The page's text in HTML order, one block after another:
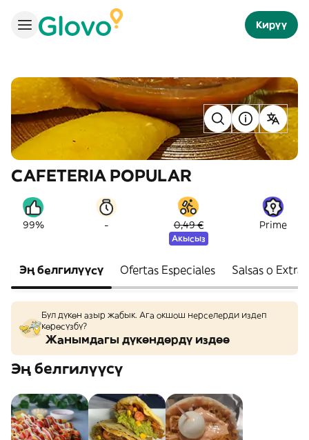
Кирүү
CAFETERIA POPULAR
99% - 0,49 €
Акысыз
Prime
Эң белгилүүсү Ofertas Especiales Salsas o Extras
Бул дүкөн азыр жабык. Ага окшош нерселерди издеп
көрөсүзбү?
Жанымдагы дүкөндөрдү издөө
Эң белгилүүсү